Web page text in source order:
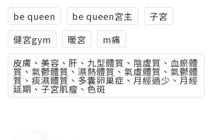
be queen be queen宮主
子宮
健宮gym
暖宮
m痛
皮膚、美容、肝、九型體質、陰虛質、血瘀體
質、氣鬱體質、濕熱體質、氣虛體質、氣鬱體
質、痰濕體質、多囊卵巢症、月經過少、月經
延期、子宮肌瘤、色斑